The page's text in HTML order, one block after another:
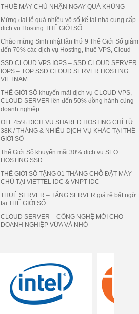
THUÊ MÁY CHỦ NHẬN NGAY QUÀ KHỦNG
Mừng đại lễ quà nhiều vô số kể tại nhà cung cấp
dịch vụ Hosting THẾ GIỚI SỐ
Chào mừng Sinh nhật lần thứ 9 Thế Giới Số giảm
đến 70% các dịch vụ Hosting, thuê VPS, Cloud
SSD CLOUD VPS IOPS – SSD CLOUD SERVER
IOPS – TOP SSD CLOUD SERVER HOSTING
VIETNAM
THẾ GIỚI SỐ khuyến mãi dịch vụ CLOUD VPS,
CLOUD SERVER lên đến 50% đồng hành cùng
doanh nghiệp
OFF 45% DỊCH VỤ SHARED HOSTING CHỈ TỪ
38K / THÁNG & NHIỀU DỊCH VỤ KHÁC TẠI THẾ
GIỚI SỐ
Thế Giới Số khuyến mãi 30% dịch vụ SEO
HOSTING SSD
THẾ GIỚI SỐ TẶNG 01 THÁNG CHỖ ĐẶT MÁY
CHỦ TẠI VIETTEL IDC & VNPT IDC
THUÊ SERVER – TẶNG SERVER giá rẻ bất ngờ
tại THẾ GIỚI SỐ
CLOUD SERVER – CÔNG NGHỆ MỚI CHO
DOANH NGHIỆP VỪA VÀ NHỎ